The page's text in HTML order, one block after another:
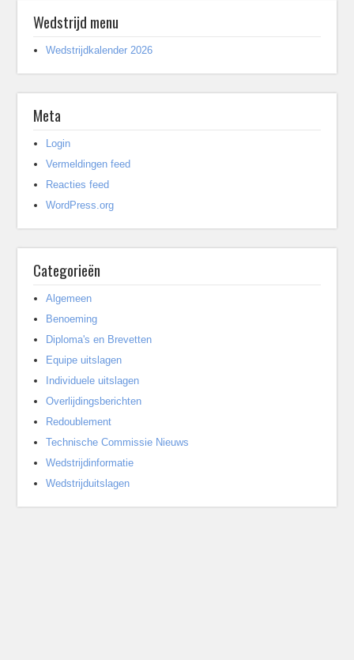
Wedstrijd menu
Wedstrijdkalender 2026
Meta
Login
Vermeldingen feed
Reacties feed
WordPress.org
Categorieën
Algemeen
Benoeming
Diploma's en Brevetten
Equipe uitslagen
Individuele uitslagen
Overlijdingsberichten
Redoublement
Technische Commissie Nieuws
Wedstrijdinformatie
Wedstrijduitslagen